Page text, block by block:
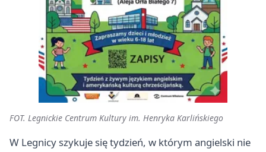
FOT. Legnickie Centrum Kultury im. Henryka Karlińskiego
W Legnicy szykuje się tydzień, w którym angielski nie